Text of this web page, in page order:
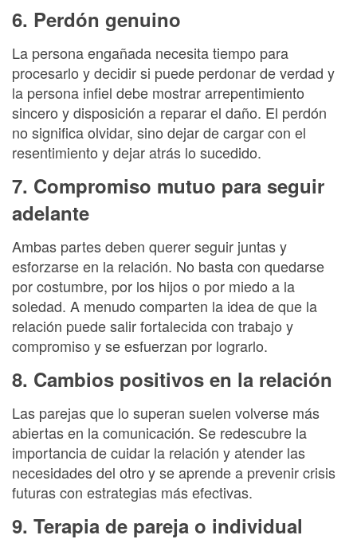
6. Perdón genuino
La persona engañada necesita tiempo para
procesarlo y decidir si puede perdonar de verdad y
la persona infiel debe mostrar arrepentimiento
sincero y disposición a reparar el daño. El perdón
no significa olvidar, sino dejar de cargar con el
resentimiento y dejar atrás lo sucedido.
7. Compromiso mutuo para seguir
adelante
Ambas partes deben querer seguir juntas y
esforzarse en la relación. No basta con quedarse
por costumbre, por los hijos o por miedo a la
soledad. A menudo comparten la idea de que la
relación puede salir fortalecida con trabajo y
compromiso y se esfuerzan por lograrlo.
8. Cambios positivos en la relación
Las parejas que lo superan suelen volverse más
abiertas en la comunicación. Se redescubre la
importancia de cuidar la relación y atender las
necesidades del otro y se aprende a prevenir crisis
futuras con estrategias más efectivas.
9. Terapia de pareja o individual